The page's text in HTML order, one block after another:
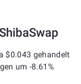
$0.043 gehandelt
um -8.61%